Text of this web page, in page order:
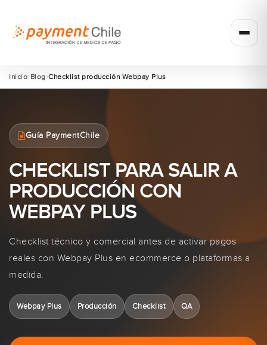
Inicio Blog Checklist producción Webpay Plus
Guía PaymentChile
CHECKLIST PARA SALIR A
PRODUCCIÓN CON
WEBPAY PLUS
Checklist técnico y comercial antes de activar pagos
reales con Webpay Plus en ecommerce o plataformas a
medida.
Webpay Plus Producción Checklist QA